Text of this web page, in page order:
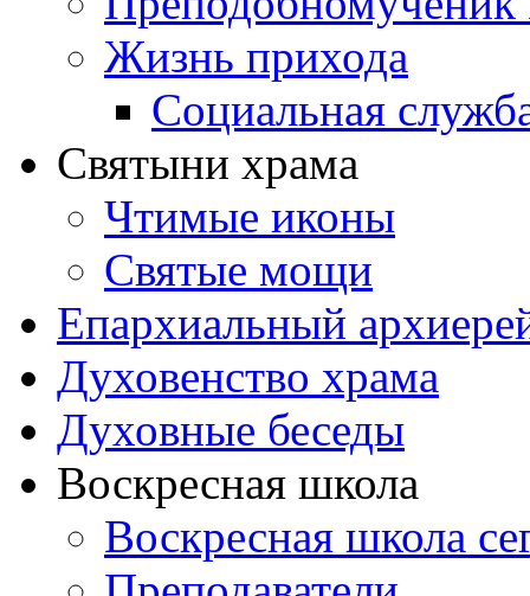
Жизнь прихода
Социальная
Святыни храма
Чтимые иконы
Святые мощи
Епархиальный
Духовенство храма
Духовные беседы
Воскресная школа
Воскресная школа